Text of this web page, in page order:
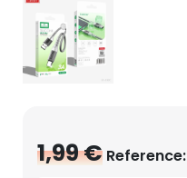
1,99 € Reference: